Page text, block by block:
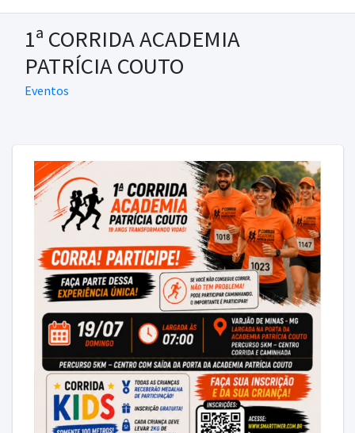
1ª CORRIDA ACADEMIA
PATRÍCIA COUTO
Eventos